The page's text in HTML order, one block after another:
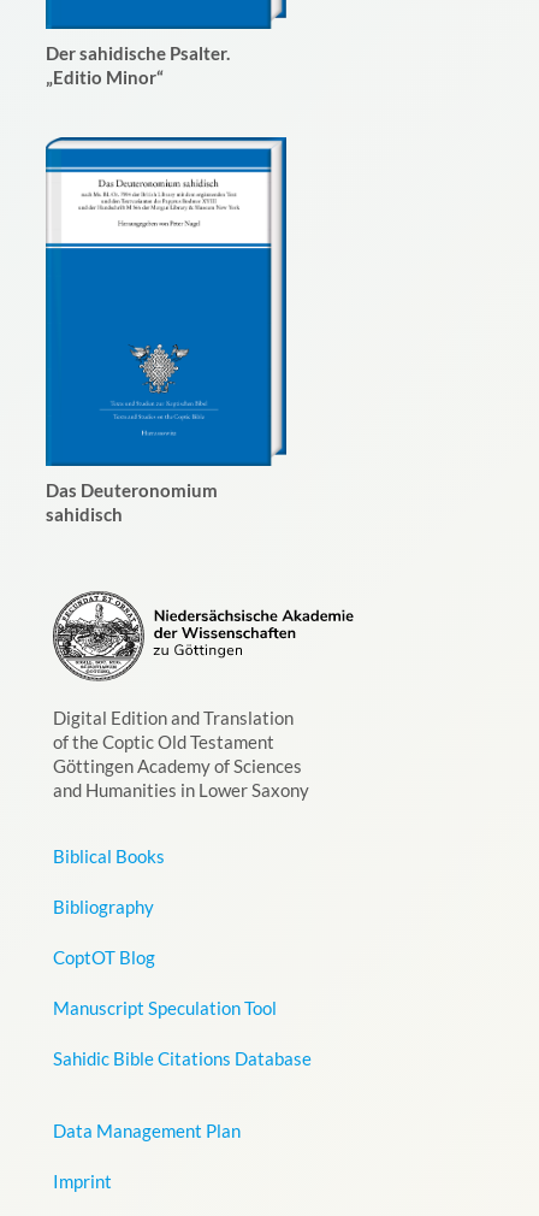
Der sahidische Psalter.
„Editio Minor“
Das Deuteronomium
sahidisch
Digital Edition and Translation
of the Coptic Old Testament
Göttingen Academy of Sciences
and Humanities in Lower Saxony
Biblical Books
Bibliography
CoptOT Blog
Manuscript Speculation Tool
Sahidic Bible Citations Database
Data Management Plan
Imprint